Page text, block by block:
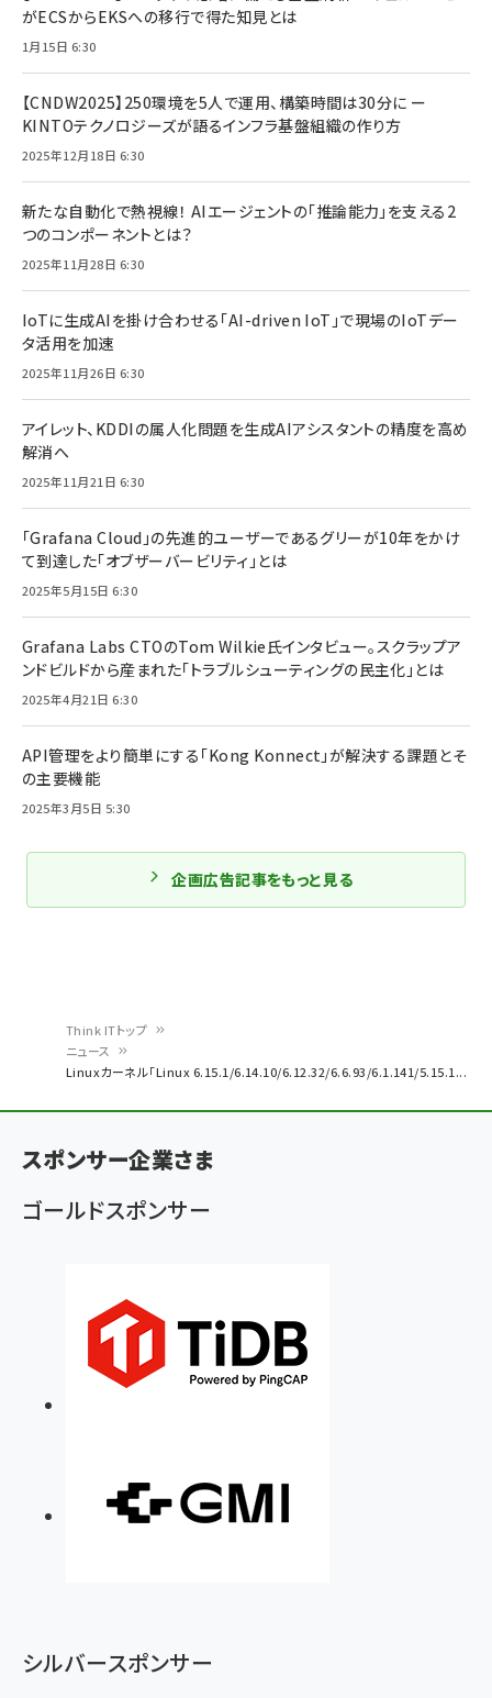
ン
く
ず
Think ITトップ
ニュース
Linuxカーネル「Linux 6.15.1/6.14.10/6.12.32/6.6.93/6.1.141/5.15.1...
がECSからEKSへの移行で得た知見とは
1月15日 6:30
【CNDW2025】250環境を5人で運用、構築時間は30分に ー
KINTOテクノロジーズが語るインフラ基盤組織の作り方
2025年12月18日 6:30
新たな自動化で熱視線！ AIエージェントの「推論能力」を支える2
つのコンポーネントとは？
2025年11月28日 6:30
IoTに生成AIを掛け合わせる「AI-driven IoT」で現場のIoTデー
タ活用を加速
2025年11月26日 6:30
アイレット、KDDIの属人化問題を生成AIアシスタントの精度を高め
解消へ
2025年11月21日 6:30
「Grafana Cloud」の先進的ユーザーであるグリーが10年をかけ
て到達した「オブザーバービリティ」とは
2025年5月15日 6:30
Grafana Labs CTOのTom Wilkie氏インタビュー。スクラップア
ンドビルドから産まれた「トラブルシューティングの民主化」とは
2025年4月21日 6:30
API管理をより簡単にする「Kong Konnect」が解決する課題とそ
の主要機能
2025年3月5日 5:30
企画広告記事をもっと見る
スポンサー企業さま
ゴールドスポンサー
シルバースポンサー